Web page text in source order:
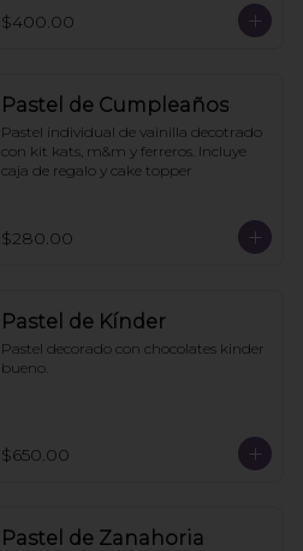
$400.00
Pastel de Cumpleaños
Pastel individual de vainilla decotrado
con kit kats, m&m y ferreros. Incluye
caja de regalo y cake topper
$280.00
Pastel de Kínder
Pastel decorado con chocolates kinder
bueno.
$650.00
Pastel de Zanahoria